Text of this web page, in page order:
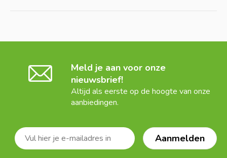
Meld je aan voor onze
nieuwsbrief!
Altijd als eerste op de hoogte van onze
aanbiedingen.